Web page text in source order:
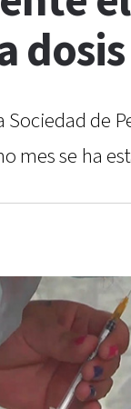
Sociedad de
mes se ha